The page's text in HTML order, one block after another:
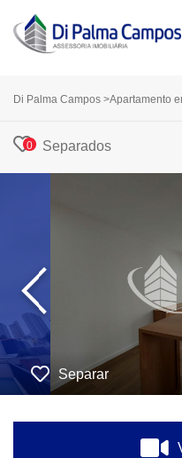
Di Palma Campos >Apartamento
0 Separados
‹
Separar